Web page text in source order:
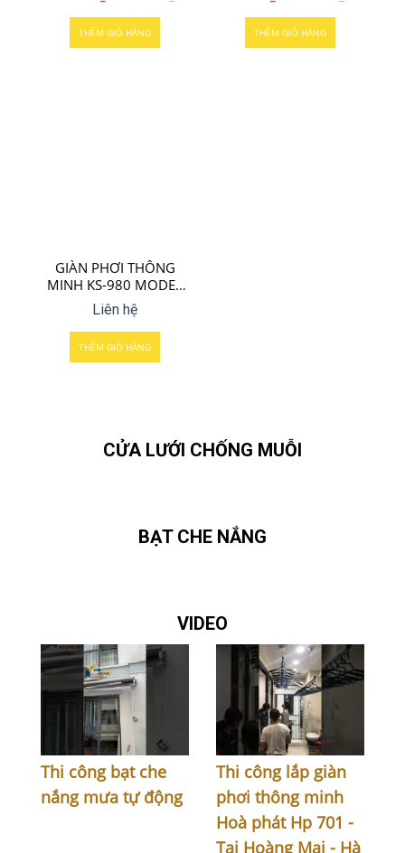
THÊM GIỎ HÀNG THÊM GIỎ HÀNG
GIÀN PHƠI THÔNG
MINH KS-980 MODEL
2022
Liên hệ
THÊM GIỎ HÀNG
CỬA LƯỚI CHỐNG MUỖI
BẠT CHE NẮNG
VIDEO
Thi công bạt che
nắng mưa tự động
Thi công lắp giàn
phơi thông minh
Hoà phát Hp 701 -
Tại Hoàng Mai - Hà